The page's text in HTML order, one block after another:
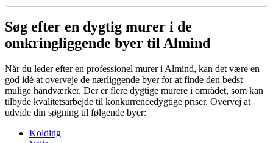
Søg efter en dygtig murer i de
omkringliggende byer til Almind
Når du leder efter en professionel murer i Almind, kan det være en
god idé at overveje de nærliggende byer for at finde den bedst
mulige håndværker. Der er flere dygtige murere i området, som kan
tilbyde kvalitetsarbejde til konkurrencedygtige priser. Overvej at
udvide din søgning til følgende byer:
Kolding